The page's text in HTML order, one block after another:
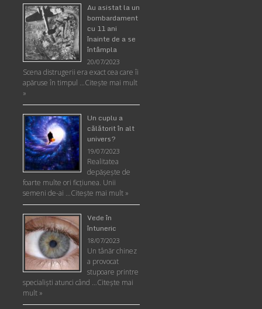
Au asistat la un
bombardament
cu 11 ani
înainte de a se
întâmpla
20/07/2023
Scena distrugerii era exact cea care îi
apăruse în timpul …Citește mai mult
»
Un cuplu a
călătorit în alt
univers?
19/07/2023
Realitatea
depăşeşte de
foarte multe ori ficţiunea. Unii
semeni de-ai …Citește mai mult »
Vede în
întuneric
18/07/2023
Un tânăr chinez
a provocat
stupoare printre
specialişti atunci când …Citește mai
mult »